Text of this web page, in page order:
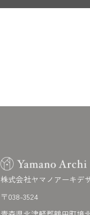
株式会社ヤマノアーキデ
〒038-3524